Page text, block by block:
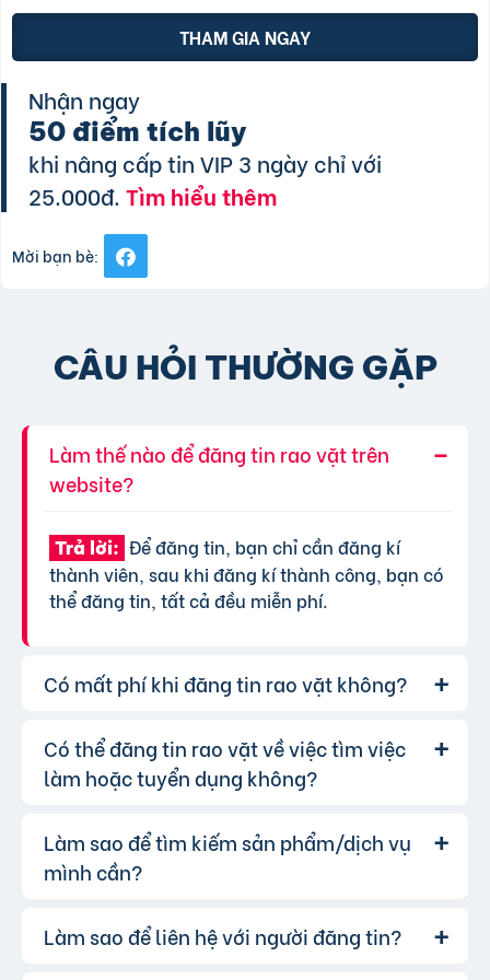
THAM GIA NGAY
Nhận ngay
50 điểm tích lũy
khi nâng cấp tin VIP 3 ngày chỉ với
25.000đ.Tìm hiểu thêm
Mời bạn bè:
CÂU HỎI THƯỜNG GẶP
Làm thế nào để đăng tin rao vặt trên
website?
Trả lời: Để đăng tin, bạn chỉ cần đăng kí
thành viên, sau khi đăng kí thành công, bạn có
thể đăng tin, tất cả đều miễn phí.
Có mất phí khi đăng tin rao vặt không?
Trả lời: Chúng tôi cung cấp gói đăng tin miễn
phí cơ bản cho tất cả người dùng. Tuy nhiên, để
thị, bạn có thể lựa chọn các gói dịch vụ nâng
cấp với chi phí hợp lý, xem thêmphí dịch vụ tin
VIP.
Có thể đăng tin rao vặt về việc tìm việc
làm hoặc tuyển dụng không?
Trả lời: Hoàn toàn có thể. Website của chúng
tôi hỗ trợ đăng tin tuyển dụng và tìm việc làm.
đủ thông tin.
Làm sao để tìm kiếm sản phẩm/dịch vụ
mình cần?
Trả lời: Bạn có thể sử dụng công cụ tìm kiếm
Làm sao để liên hệ với người đăng tin?